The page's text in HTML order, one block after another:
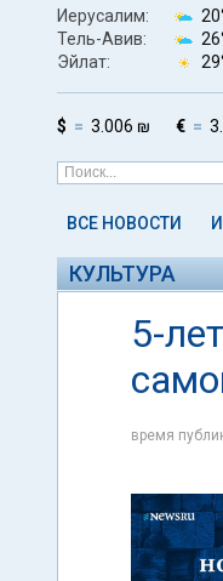
Иерусалим:
Тель-Авив:
Эйлат:
$ 3.006 ₪ €
ВСЕ НОВОСТИ
КУЛЬТУРА
5-
время